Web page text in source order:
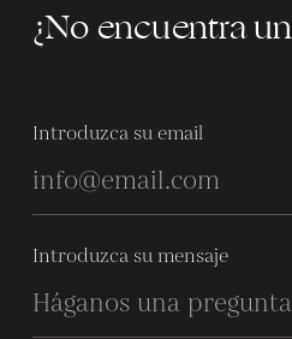
¿No encuentra
Introduzca su email
Introduzca su mensaje